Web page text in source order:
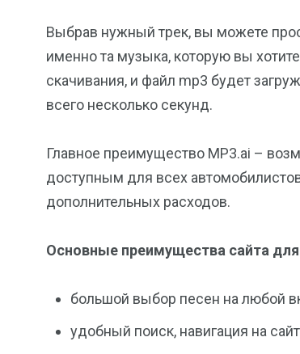
Выбрав нужный трек, вы можете
именно та музыка, которую вы
скачивания, и файл mp3 будет
всего несколько секунд.
Главное преимущество MP3.ai –
доступным для всех
дополнительных расходов.
Основные преимущества сайта для
большой выбор песен на любой
удобный поиск, навигация на